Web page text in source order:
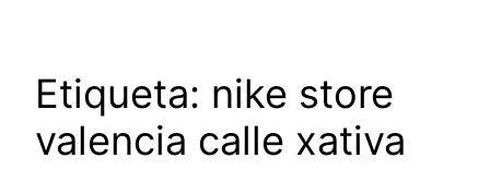
Etiqueta: nike store
valencia calle xativa